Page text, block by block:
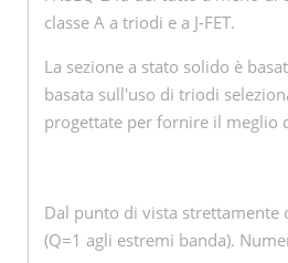
classe A a triodi e a J-FET.
La sezione a stato solido è
basata sull'uso di triodi
progettate per fornire il meglio
Dal punto di vista
(Q=1 agli estremi banda).